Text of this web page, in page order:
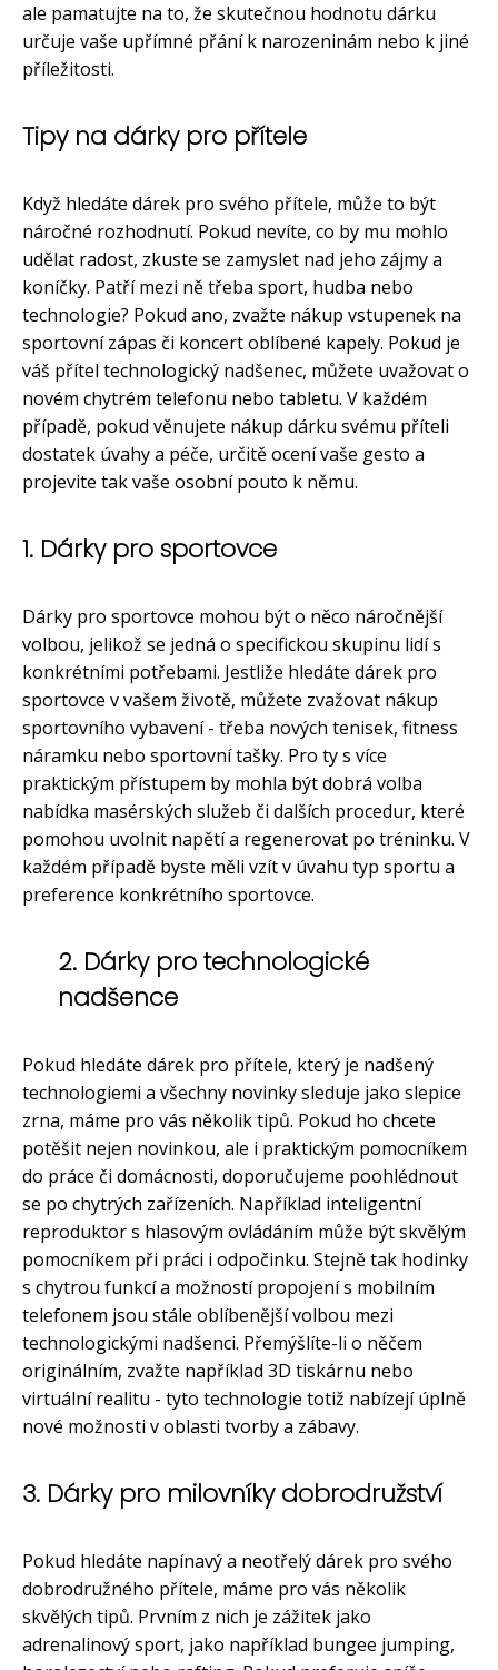
ale pamatujte na to, že skutečnou hodnotu dárku
určuje vaše upřímné přání k narozeninám nebo k jiné
příležitosti.
Tipy na dárky pro přítele
Když hledáte dárek pro svého přítele, může to být
náročné rozhodnutí. Pokud nevíte, co by mu mohlo
udělat radost, zkuste se zamyslet nad jeho zájmy a
koníčky. Patří mezi ně třeba sport, hudba nebo
technologie? Pokud ano, zvažte nákup vstupenek na
sportovní zápas či koncert oblíbené kapely. Pokud je
váš přítel technologický nadšenec, můžete uvažovat o
novém chytrém telefonu nebo tabletu. V každém
případě, pokud věnujete nákup dárku svému příteli
dostatek úvahy a péče, určitě ocení vaše gesto a
projevite tak vaše osobní pouto k němu.
1. Dárky pro sportovce
Dárky pro sportovce mohou být o něco náročnější
volbou, jelikož se jedná o specifickou skupinu lidí s
konkrétními potřebami. Jestliže hledáte dárek pro
sportovce v vašem životě, můžete zvažovat nákup
sportovního vybavení - třeba nových tenisek, fitness
náramku nebo sportovní tašky. Pro ty s více
praktickým přístupem by mohla být dobrá volba
nabídka masérských služeb či dalších procedur, které
pomohou uvolnit napětí a regenerovat po tréninku. V
každém případě byste měli vzít v úvahu typ sportu a
preference konkrétního sportovce.
2. Dárky pro technologické
nadšence
Pokud hledáte dárek pro přítele, který je nadšený
technologiemi a všechny novinky sleduje jako slepice
zrna, máme pro vás několik tipů. Pokud ho chcete
potěšit nejen novinkou, ale i praktickým pomocníkem
do práce či domácnosti, doporučujeme poohlédnout
se po chytrých zařízeních. Například inteligentní
reproduktor s hlasovým ovládáním může být skvělým
pomocníkem při práci i odpočinku. Stejně tak hodinky
s chytrou funkcí a možností propojení s mobilním
telefonem jsou stále oblíbenější volbou mezi
technologickými nadšenci. Přemýšlíte-li o něčem
originálním, zvažte například 3D tiskárnu nebo
virtuální realitu - tyto technologie totiž nabízejí úplně
nové možnosti v oblasti tvorby a zábavy.
3. Dárky pro milovníky dobrodružství
Pokud hledáte napínavý a neotřelý dárek pro svého
dobrodružného přítele, máme pro vás několik
skvělých tipů. Prvním z nich je zážitek jako
adrenalinový sport, jako například bungee jumping,